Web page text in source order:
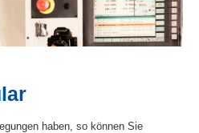
haben, so können Sie